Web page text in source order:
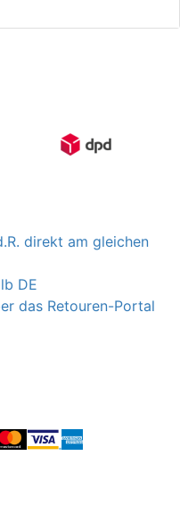
direkt am gleichen
DE
das Retouren-Portal